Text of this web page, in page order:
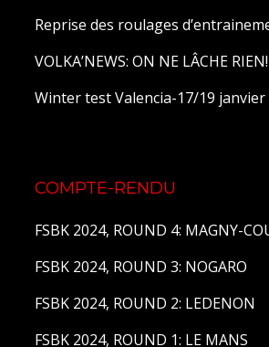
Reprise des roulages
VOLKA’NEWS: ON NE LÂCHE RIEN!
Winter test Valencia-17/19 janvier
COMPTE-RENDU
FSBK 2024, ROUND 4: MAGNY-
FSBK 2024, ROUND 3: NOGARO
FSBK 2024, ROUND 2: LEDENON
FSBK 2024, ROUND 1: LE MANS